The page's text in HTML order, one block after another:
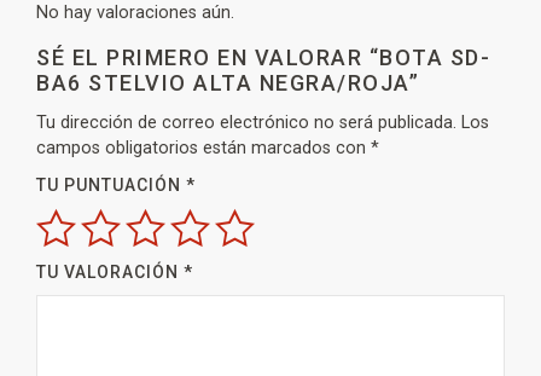
No hay valoraciones aún.
SÉ EL PRIMERO EN VALORAR “BOTA SD-
BA6 STELVIO ALTA NEGRA/ROJA”
Tu dirección de correo electrónico no será publicada. Los
campos obligatorios están marcados con *
TU PUNTUACIÓN *
TU VALORACIÓN *